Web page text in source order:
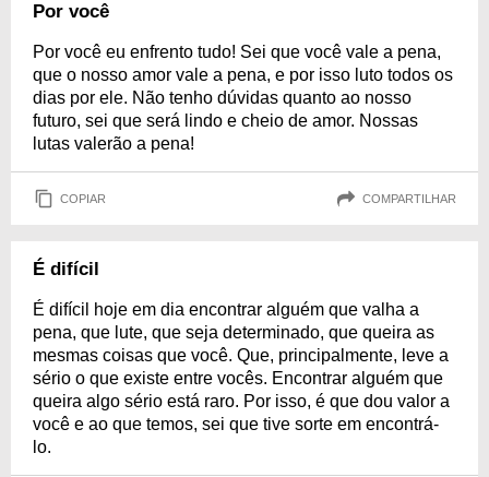
Por você
Por você eu enfrento tudo! Sei que você vale a pena,
que o nosso amor vale a pena, e por isso luto todos os
dias por ele. Não tenho dúvidas quanto ao nosso
futuro, sei que será lindo e cheio de amor. Nossas
lutas valerão a pena!
COPIAR COMPARTILHAR
É difícil
É difícil hoje em dia encontrar alguém que valha a
pena, que lute, que seja determinado, que queira as
mesmas coisas que você. Que, principalmente, leve a
sério o que existe entre vocês. Encontrar alguém que
queira algo sério está raro. Por isso, é que dou valor a
você e ao que temos, sei que tive sorte em encontrá-
lo.